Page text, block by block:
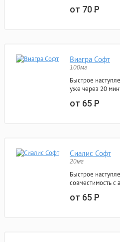
от 70Р
Виагра Софт
100мг
Быстрое
уже через 20
от 65Р
Сиалис Софт
20мг
Быстрое
совместимость с
от 65Р